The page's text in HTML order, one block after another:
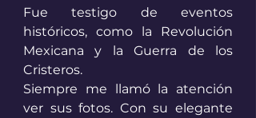
Fue testigo de eventos
históricos, como la Revolución
Mexicana y la Guerra de los
Cristeros.
Siempre me llamó la atención
ver sus fotos. Con su elegante